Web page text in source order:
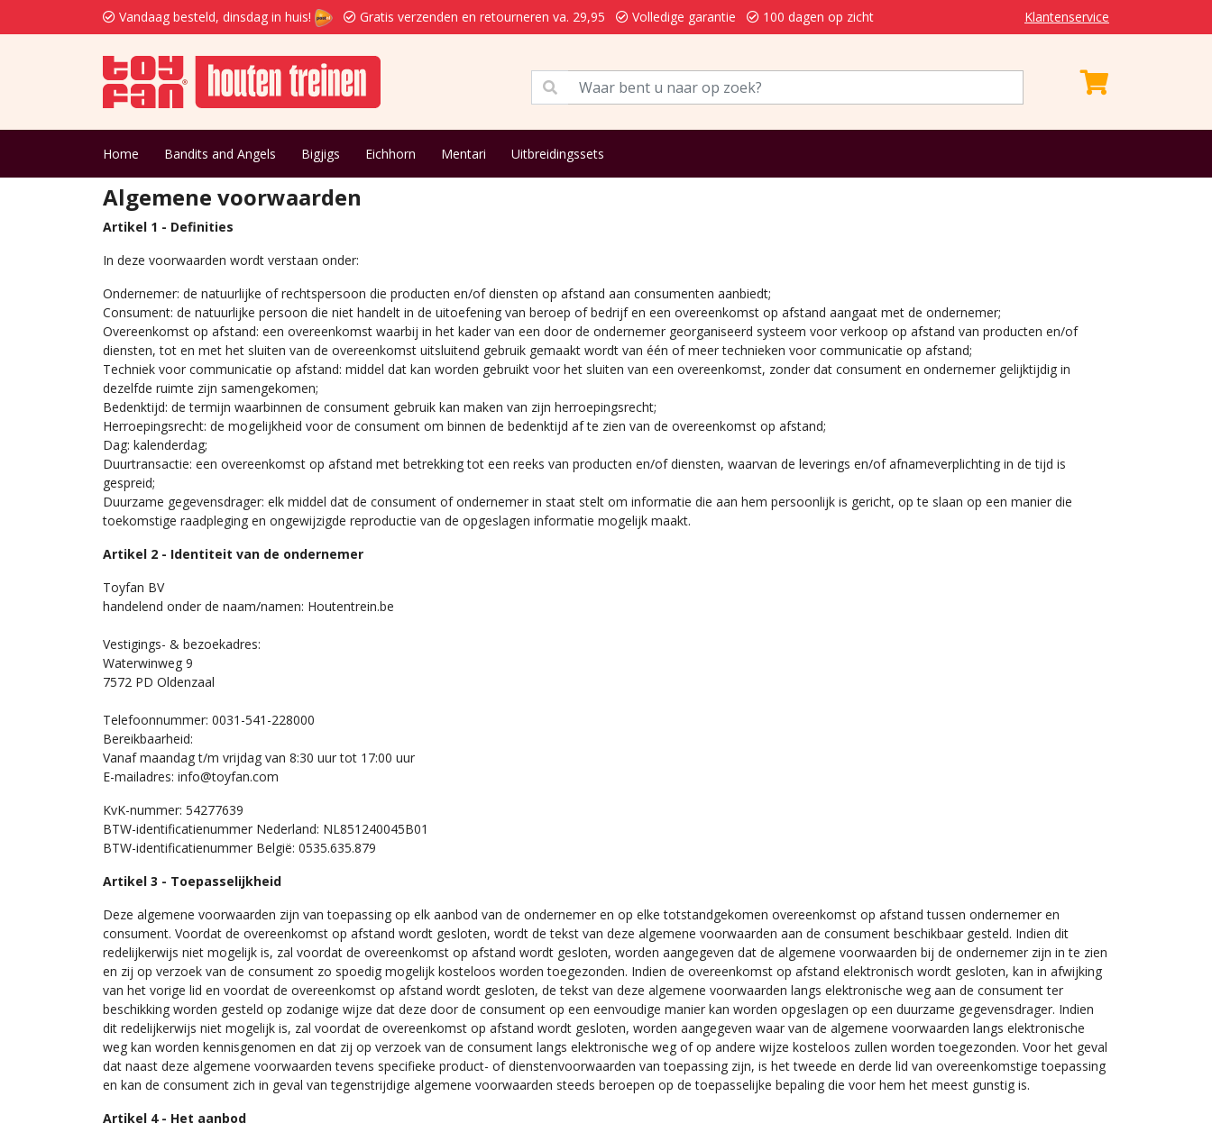
Vandaag besteld, dinsdag in huis! Gratis verzenden en retourneren va. 29,95 Volledige garantie 100 dagen op zicht Klantenservice
Home Bandits and Angels Bigjigs Eichhorn Mentari Uitbreidingssets
Algemene voorwaarden
Artikel 1 - Definities
In deze voorwaarden wordt verstaan onder:
Ondernemer: de natuurlijke of rechtspersoon die producten en/of diensten op afstand aan consumenten aanbiedt;
Consument: de natuurlijke persoon die niet handelt in de uitoefening van beroep of bedrijf en een overeenkomst op afstand aangaat met de ondernemer;
Overeenkomst op afstand: een overeenkomst waarbij in het kader van een door de ondernemer georganiseerd systeem voor verkoop op afstand van producten en/of
diensten, tot en met het sluiten van de overeenkomst uitsluitend gebruik gemaakt wordt van één of meer technieken voor communicatie op afstand;
Techniek voor communicatie op afstand: middel dat kan worden gebruikt voor het sluiten van een overeenkomst, zonder dat consument en ondernemer gelijktijdig in
dezelfde ruimte zijn samengekomen;
Bedenktijd: de termijn waarbinnen de consument gebruik kan maken van zijn herroepingsrecht;
Herroepingsrecht: de mogelijkheid voor de consument om binnen de bedenktijd af te zien van de overeenkomst op afstand;
Dag: kalenderdag;
Duurtransactie: een overeenkomst op afstand met betrekking tot een reeks van producten en/of diensten, waarvan de leverings en/of afnameverplichting in de tijd is
gespreid;
Duurzame gegevensdrager: elk middel dat de consument of ondernemer in staat stelt om informatie die aan hem persoonlijk is gericht, op te slaan op een manier die
toekomstige raadpleging en ongewijzigde reproductie van de opgeslagen informatie mogelijk maakt.
Artikel 2 - Identiteit van de ondernemer
Toyfan BV
handelend onder de naam/namen: Houtentrein.be
Vestigings- & bezoekadres:
Waterwinweg 9
7572 PD Oldenzaal
Telefoonnummer: 0031-541-228000
Bereikbaarheid:
Vanaf maandag t/m vrijdag van 8:30 uur tot 17:00 uur
E-mailadres: info@toyfan.com
KvK-nummer: 54277639
BTW-identificatienummer Nederland: NL851240045B01
BTW-identificatienummer België: 0535.635.879
Artikel 3 - Toepasselijkheid
Deze algemene voorwaarden zijn van toepassing op elk aanbod van de ondernemer en op elke totstandgekomen overeenkomst op afstand tussen ondernemer en
consument. Voordat de overeenkomst op afstand wordt gesloten, wordt de tekst van deze algemene voorwaarden aan de consument beschikbaar gesteld. Indien dit
redelijkerwijs niet mogelijk is, zal voordat de overeenkomst op afstand wordt gesloten, worden aangegeven dat de algemene voorwaarden bij de ondernemer zijn in te zien
en zij op verzoek van de consument zo spoedig mogelijk kosteloos worden toegezonden. Indien de overeenkomst op afstand elektronisch wordt gesloten, kan in afwijking
van het vorige lid en voordat de overeenkomst op afstand wordt gesloten, de tekst van deze algemene voorwaarden langs elektronische weg aan de consument ter
beschikking worden gesteld op zodanige wijze dat deze door de consument op een eenvoudige manier kan worden opgeslagen op een duurzame gegevensdrager. Indien
dit redelijkerwijs niet mogelijk is, zal voordat de overeenkomst op afstand wordt gesloten, worden aangegeven waar van de algemene voorwaarden langs elektronische
weg kan worden kennisgenomen en dat zij op verzoek van de consument langs elektronische weg of op andere wijze kosteloos zullen worden toegezonden. Voor het geval
dat naast deze algemene voorwaarden tevens specifieke product- of dienstenvoorwaarden van toepassing zijn, is het tweede en derde lid van overeenkomstige toepassing
en kan de consument zich in geval van tegenstrijdige algemene voorwaarden steeds beroepen op de toepasselijke bepaling die voor hem het meest gunstig is.
Artikel 4 - Het aanbod